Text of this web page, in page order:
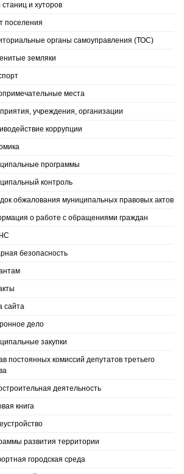
и хуторов
поселения
органы самоуправления (ТОС)
земляки
места
учреждения, организации
коррупции
программы
контроль
обжалования муниципальных правовых актов
о работе с обращениями граждан
безопасность
сайта
дело
закупки
постоянных комиссий депутатов третьего
деятельность
книга
развития территории
городская среда